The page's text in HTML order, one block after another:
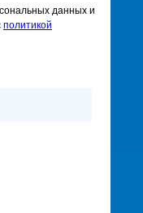
данных и
политикой